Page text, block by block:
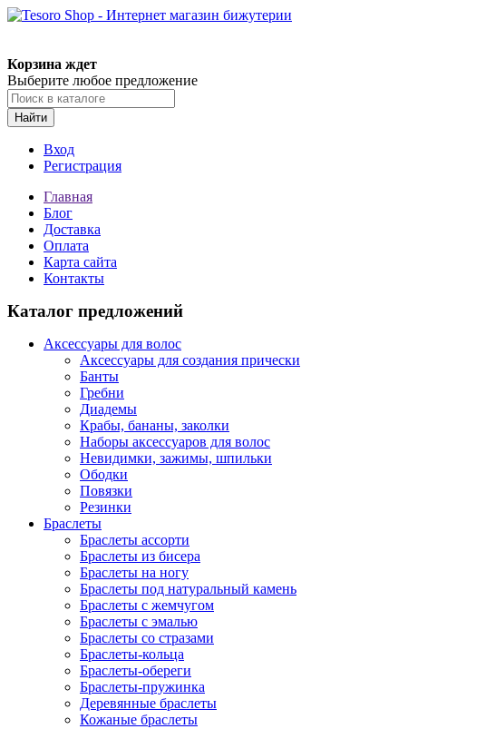
Корзина ждет
Выберите любое предложение
Найти
Вход
Регистрация
Главная
Блог
Доставка
Оплата
Карта сайта
Контакты
Каталог предложений
Аксессуары для волос
Аксессуары для создания прически
Банты
Гребни
Диадемы
Крабы, бананы, заколки
Наборы аксессуаров для волос
Невидимки, зажимы, шпильки
Ободки
Повязки
Резинки
Браслеты
Браслеты ассорти
Браслеты из бисера
Браслеты на ногу
Браслеты под натуральный камень
Браслеты с жемчугом
Браслеты с эмалью
Браслеты со стразами
Браслеты-кольца
Браслеты-обереги
Браслеты-пружинка
Деревянные браслеты
Кожаные браслеты